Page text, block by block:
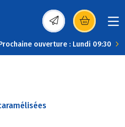
(s’ouvre dans une
ouverture : Lundi 09:30